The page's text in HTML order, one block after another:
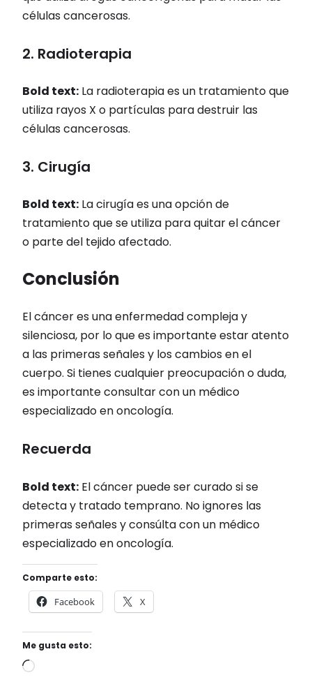
células cancerosas.
2. Radioterapia
Bold text: La radioterapia es un tratamiento que
utiliza rayos X o partículas para destruir las
células cancerosas.
3. Cirugía
Bold text: La cirugía es una opción de
tratamiento que se utiliza para quitar el cáncer
o parte del tejido afectado.
Conclusión
El cáncer es una enfermedad compleja y
silenciosa, por lo que es importante estar atento
a las primeras señales y los cambios en el
cuerpo. Si tienes cualquier preocupación o duda,
es importante consultar con un médico
especializado en oncología.
Recuerda
Bold text: El cáncer puede ser curado si se
detecta y tratado temprano. No ignores las
primeras señales y consúlta con un médico
especializado en oncología.
Comparte esto:
Facebook X
Me gusta esto:
C